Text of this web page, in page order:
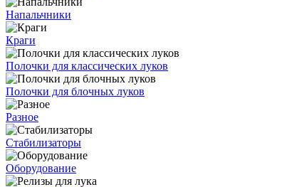
Напальчники
Краги
Полочки для классических луков
Полочки для блочных луков
Разное
Стабилизаторы
Оборудование